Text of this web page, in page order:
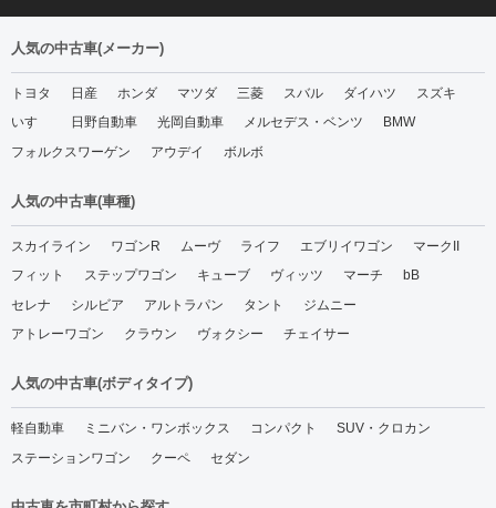
人気の中古車(メーカー)
トヨタ 日産 ホンダ マツダ 三菱 スバル ダイハツ
スズキ
いすゞ
日野自動車 光岡自動車 メルセデス・ベンツ
BMW
フォルクスワーゲン
アウデイ ボルボ
人気の中古車(車種)
スカイライン ワゴンR ムーヴ ライフ エブリイワゴン
マークII
フィット
ステップワゴン キューブ ヴィッツ マーチ
bB
セレナ
シルビア アルトラパン タント
ジムニー
アトレーワゴン
クラウン ヴォクシー チェイサー
人気の中古車(ボディタイプ)
軽自動車 ミニバン・ワンボックス コンパクト
SUV・クロカン
ステーションワゴン
クーペ セダン